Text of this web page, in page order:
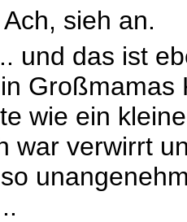
sieh an.
und das ist
Großmamas
wie ein
war verwirrt